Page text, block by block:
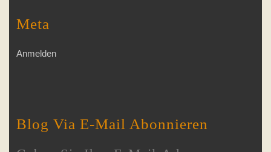
Meta
Anmelden
Blog Via E-Mail Abonnieren